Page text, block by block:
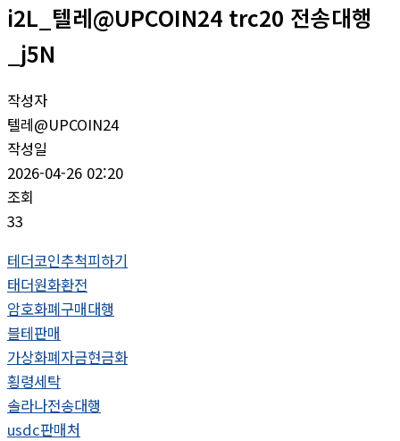
i2L_텔레@UPCOIN24 trc20 전송대행
_j5N
작성자
텔레@UPCOIN24
작성일
2026-04-26 02:20
조회
33
테더코인추척피하기
태더원화환전
암호화폐구매대행
블테판매
가상화폐자금현금화
횡령세탁
솔라나전송대행
usdc판매처